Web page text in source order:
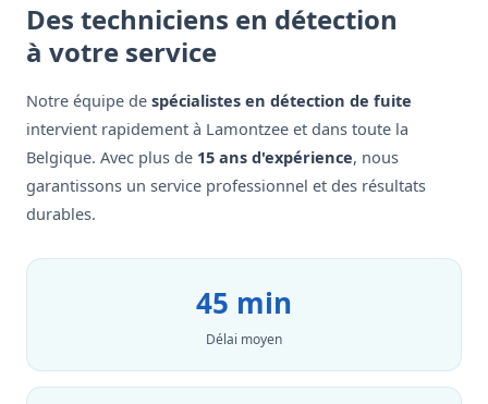
Des techniciens en détection
à votre service
Notre équipe de spécialistes en détection de fuite
intervient rapidement à Lamontzee et dans toute la
Belgique. Avec plus de 15 ans d'expérience, nous
garantissons un service professionnel et des résultats
durables.
45 min
Délai moyen